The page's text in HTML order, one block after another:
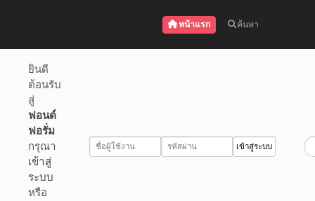
หน้าแรก ค้นหา
ยินดี
ต้อนรับ
สู่
ฟอนต์
ฟอรั่ม
กรุณา
เข้าสู่
ระบบ
หรือ